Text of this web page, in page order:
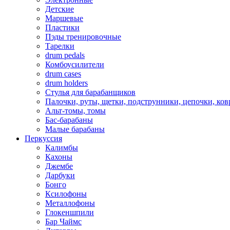
Детские
Маршевые
Пластики
Пэды тренировочные
Тарелки
drum pedals
Комбоусилители
drum cases
drum holders
Стулья для барабанщиков
Палочки, руты, щетки, подструнники, цепочки,
Альт-томы, томы
Бас-барабаны
Малые барабаны
Перкуссия
Калимбы
Кахоны
Джембе
Дарбуки
Бонго
Ксилофоны
Металлофоны
Глокеншпили
Бар Чаймс